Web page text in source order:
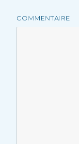
COMMENTAIRE